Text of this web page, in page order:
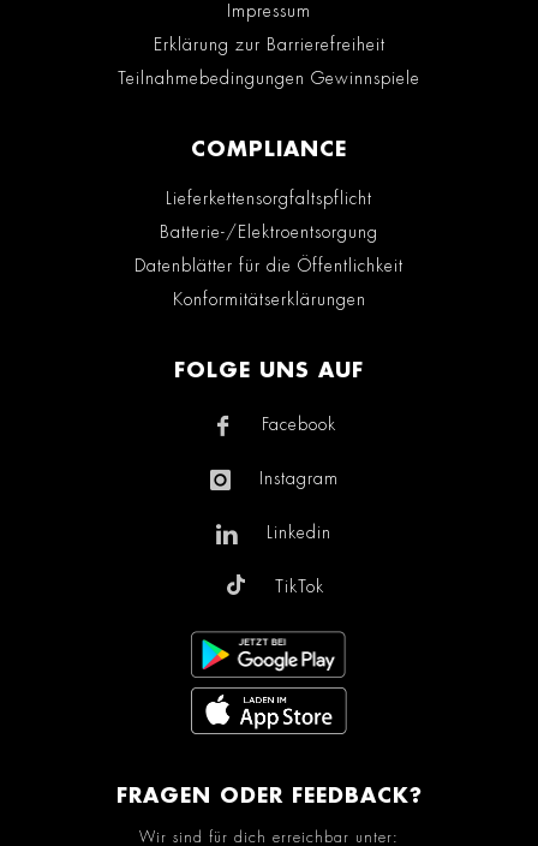
Impressum
Erklärung zur Barrierefreiheit
Teilnahmebedingungen Gewinnspiele
COMPLIANCE
Lieferkettensorgfaltspflicht
Batterie-/Elektroentsorgung
Datenblätter für die Öffentlichkeit
Konformitätserklärungen
FOLGE UNS AUF
Facebook
Instagram
Linkedin
TikTok
FRAGEN ODER FEEDBACK?
Wir sind für dich erreichbar unter: